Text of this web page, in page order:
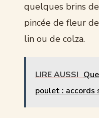
quelques brins
pincée de fleur
lin ou de colza.
LIRE AUSSI
poulet : accords